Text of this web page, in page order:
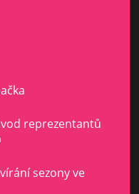
reprezentantů
sezony ve